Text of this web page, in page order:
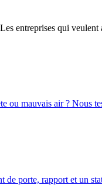
entreprises qui
ou mauvais air ? Nous
porte, rapport et un